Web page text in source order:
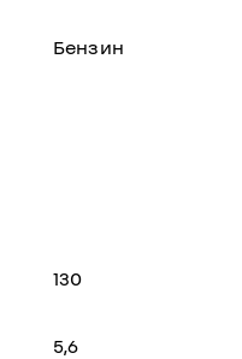
Бензин
130
5,6